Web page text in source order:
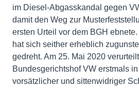
im Diesel-Abgasskandal gegen
damit den Weg zur
ersten Urteil vor dem BGH
hat sich seither erheblich
gedreht. Am 25. Mai 2020
Bundesgerichtshof VW erstmals
vorsätzlicher und sittenwidriger